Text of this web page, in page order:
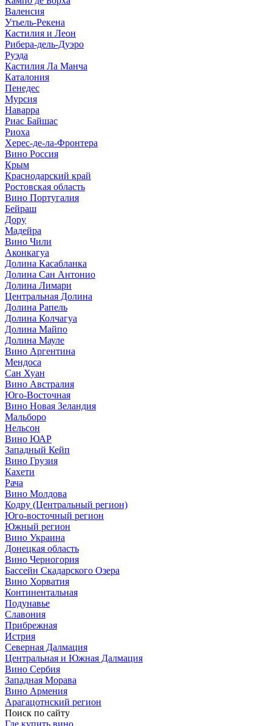
Валенсия
Утьель-Рекена
Кастилия и Леон
Рибера-дель-Дуэро
Руэда
Кастилия Ла Манча
Каталония
Пенедес
Мурсия
Наварра
Риас Байшас
Риоха
Херес-де-ла-Фронтера
Вино Россия
Крым
Краснодарский край
Ростовская область
Вино Португалия
Бейраш
Дору
Мадейра
Вино Чили
Аконкагуа
Долина Касабланка
Долина Сан Антонио
Долина Лимари
Центральная Долина
Долина Рапель
Долина Колчагуа
Долина Майпо
Долина Мауле
Вино Аргентина
Мендоса
Сан Хуан
Вино Австралия
Юго-Восточная
Вино Новая Зеландия
Мальборо
Нельсон
Вино ЮАР
Западный Кейп
Вино Грузия
Кахети
Рача
Вино Молдова
Кодру (Центральный регион)
Юго-восточный регион
Южный регион
Вино Украина
Донецкая область
Вино Черногория
Бассейн Скадарского Озера
Вино Хорватия
Континентальная
Подунавье
Славония
Прибрежная
Истрия
Северная Далмация
Центральная и Южная Далмация
Вино Сербия
Западная Морава
Вино Армения
Арагацотнский регион
Поиск по сайту
Где купить вино